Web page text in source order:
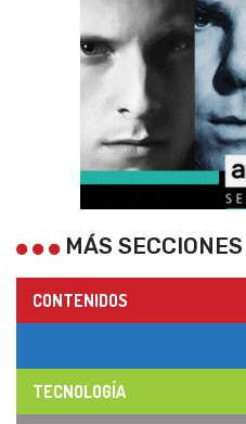
MÁS SECCIONES
CONTENIDOS
TECNOLOGÍA